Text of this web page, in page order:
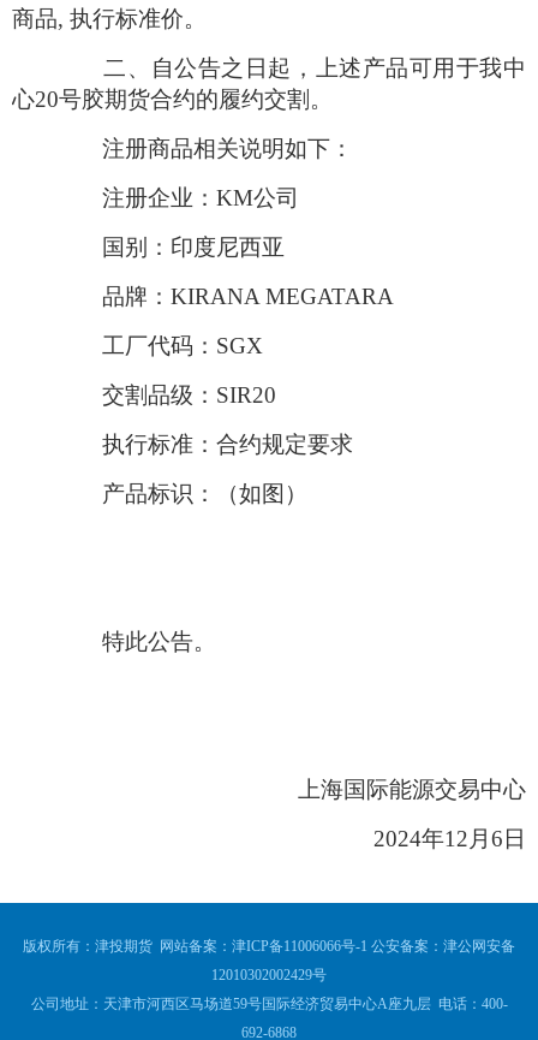
商品, 执行标准价。
二、自公告之日起，上述产品可用于我中
心20号胶期货合约的履约交割。
注册商品相关说明如下：
注册企业：KM公司
国别：印度尼西亚
品牌：KIRANA MEGATARA
工厂代码： SGX
交割品级： SIR20
执行标准：合约规定要求
产品标识：（如图）
特此公告。
上海国际能源交易中心
2024年12 月 6 日
版权所有：津投期货 网站备案： 津ICP备11006066号-1 公安备案： 津公网安备
12010302002429号
公司地址：天津市河西区马场道59号国际经济贸易中心A座九层 电话：400-
692-6868